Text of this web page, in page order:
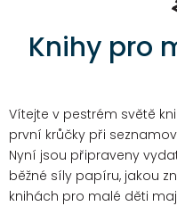
Knihy pro
Vítejte v pestrém světě
první krůčky při
Nyní jsou připraveny
běžné síly papíru, jakou
knihách pro malé děti